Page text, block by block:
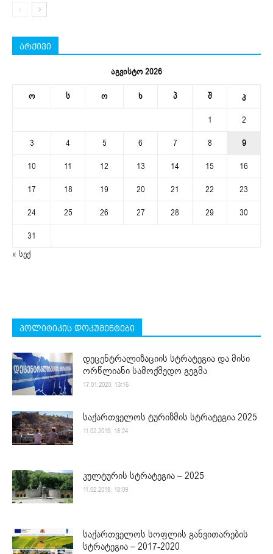
არქივი
აგვისტო 2026
ო ს ო ხ პ შ კ
1
2
3
4 5 6 7 8
9
10
11 12 13 14 15
16
17
18 19 20 21 22
23
24
25 26 27 28 29
30
31
« სექ
პოლიტიკის დოკუმენტები
დეცენტრალიზაციის სტრატეგია და მისი
ორწლიანი სამოქმედო გეგმა
17.01.2020. 13:16
საქართველოს ტურიზმის სტრატეგია 2025
11.02.2019. 18:24
კულტურის სტრატეგია – 2025
11.02.2019. 18:09
საქართველოს სოფლის განვითარების
სტრატეგია – 2017-2020